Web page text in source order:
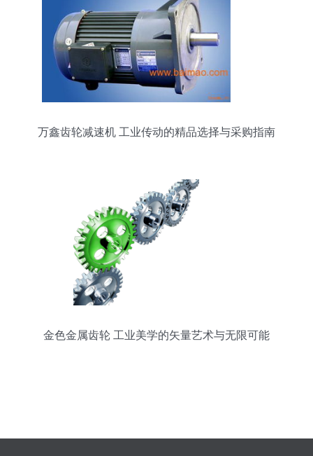
万鑫齿轮减速机 工业传动的精品选择与采购指南
金色金属齿轮 工业美学的矢量艺术与无限可能